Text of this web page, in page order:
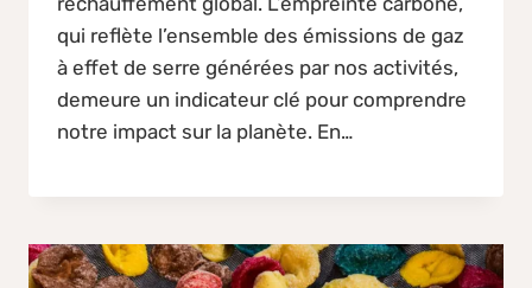
qui reflète l’ensemble des émissions de gaz
à effet de serre générées par nos activités,
demeure un indicateur clé pour comprendre
notre impact sur la planète. En…